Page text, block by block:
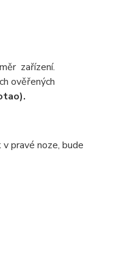
zařízení.
ověřených
pravé noze, bude